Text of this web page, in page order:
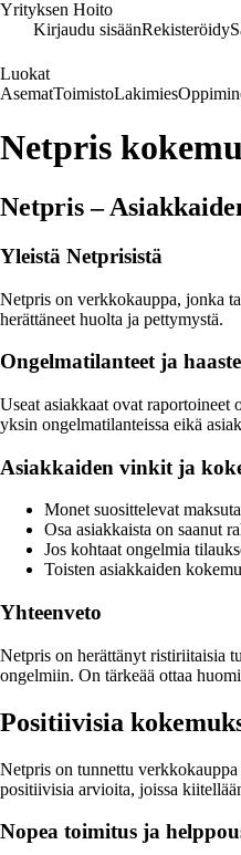
Yrityksen Hoito
Kirjaudu sisäänRekisteröidy
Luokat
AsematToimistoLakimies
Netpris
Netpris –
Yleistä Netprisistä
Netpris on verkkokauppa, jonka
herättäneet huolta ja pettymystä.
Ongelmatilanteet ja
Useat asiakkaat ovat
yksin ongelmatilanteissa eikä
Asiakkaiden vinkit ja
Monet suosittelevat
Osa asiakkaista on saanut
Jos kohtaat ongelmia
Toisten asiakkaiden
Yhteenveto
Netpris on herättänyt ristiriitaisia
ongelmiin. On tärkeää ottaa
Positiivisia
Netpris on tunnettu
positiivisia arvioita, joissa
Nopea toimitus ja